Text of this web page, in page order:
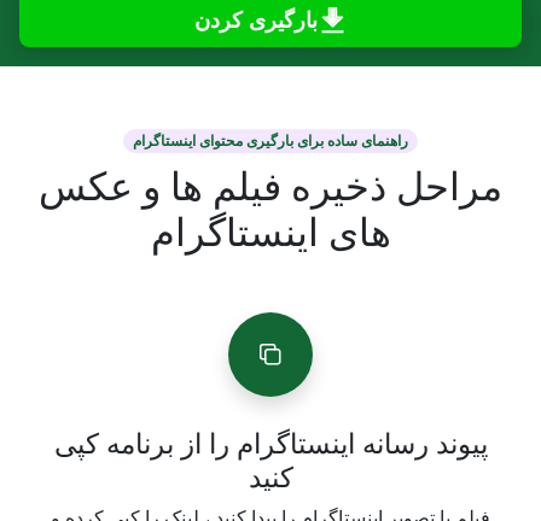
بارگیری کردن
راهنمای ساده برای بارگیری محتوای اینستاگرام
مراحل ذخیره فیلم ها و عکس
های اینستاگرام
پیوند رسانه اینستاگرام را از برنامه کپی
کنید